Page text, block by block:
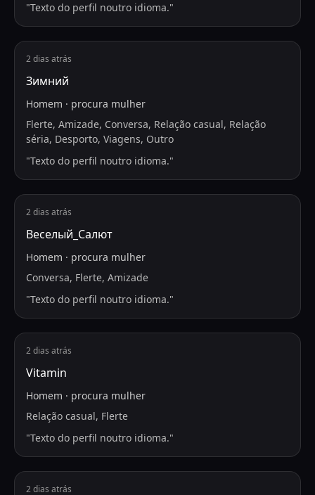
"Texto do perfil noutro idioma."
2 dias atrás
Зимний
Homem · procura mulher
Flerte, Amizade, Conversa, Relação casual, Relação
séria, Desporto, Viagens, Outro
"Texto do perfil noutro idioma."
2 dias atrás
Веселый_Салют
Homem · procura mulher
Conversa, Flerte, Amizade
"Texto do perfil noutro idioma."
2 dias atrás
Vitamin
Homem · procura mulher
Relação casual, Flerte
"Texto do perfil noutro idioma."
2 dias atrás